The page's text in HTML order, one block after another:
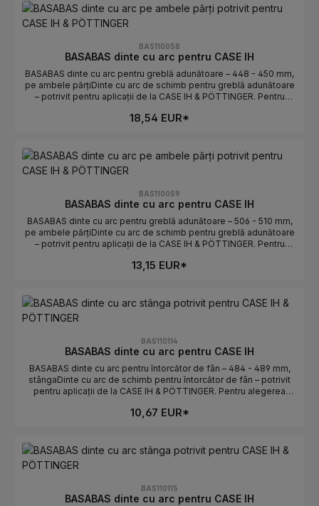
curbura/orientarea trebuie să coincidă.Atenție stânga/dreapta: pe
ambele părți determină poziția de montaj.Numere OE: se găsesc
în fila Numere OE.
BAS110058
BASABAS dinte cu arc pentru CASE IH
BASABAS dinte cu arc pentru greblă adunătoare – 448 - 450 mm,
pe ambele părțiDinte cu arc de schimb pentru greblă adunătoare
– potrivit pentru aplicații de la CASE IH & PÖTTINGER. Pentru
înlocuirea rapidă a dinților uzați sau rupți.Date tehniceLungime:
piesa veche: lungimea și curbura/orientarea trebuie să
coincidă.Atenție stânga/dreapta: pe ambele părți determină
poziția de montaj.Numere OE: se găsesc în fila Numere OE.
18,54 EUR*
BAS110059
BASABAS dinte cu arc pentru CASE IH
BASABAS dinte cu arc pentru greblă adunătoare – 506 - 510 mm,
pe ambele părțiDinte cu arc de schimb pentru greblă adunătoare
– potrivit pentru aplicații de la CASE IH & PÖTTINGER. Pentru
înlocuirea rapidă a dinților uzați sau rupți.Date tehniceLungime:
piesa veche: lungimea și curbura/orientarea trebuie să
coincidă.Atenție stânga/dreapta: pe ambele părți determină
poziția de montaj.Numere OE: se găsesc în fila Numere OE.
13,15 EUR*
BAS110114
BASABAS dinte cu arc pentru CASE IH
BASABAS dinte cu arc pentru întorcător de fân – 484 - 489 mm,
stângaDinte cu arc de schimb pentru întorcător de fân – potrivit
pentru aplicații de la CASE IH & PÖTTINGER. Pentru alegerea
rapidă a dinților uzați sau rupți.Date tehniceLungime: 484 - 489
piesa veche: lungimea și curbura/orientarea trebuie să
coincidă.Atenție stânga/dreapta: stânga determină poziția de
montaj.Numere OE: se găsesc în fila Numere OE.
10,67 EUR*
BAS110115
BASABAS dinte cu arc pentru CASE IH